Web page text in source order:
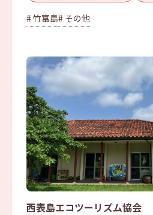
# 竹富島# その他
西表島エコツーリズム協会